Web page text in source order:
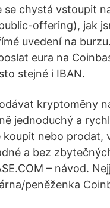
se chystá vstoupit
offering), jak
uvedení na
eura na
stejné i IBAN.
kryptoměny
jednoduchý a
nebo prodat,
a bez
– návod.
peněženka